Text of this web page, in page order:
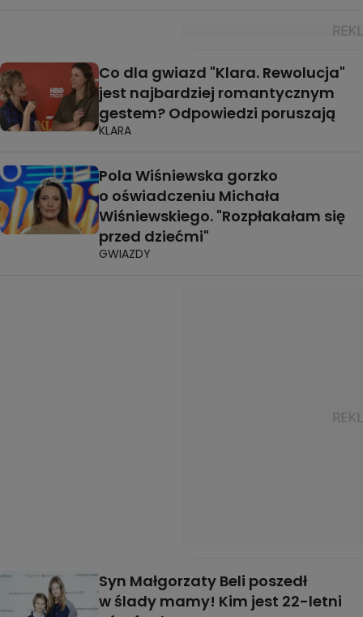
Co dla gwiazd "Klara. Rewolucja"
jest najbardziej romantycznym
gestem? Odpowiedzi poruszają
KLARA
Pola Wiśniewska gorzko
o oświadczeniu Michała
Wiśniewskiego. "Rozpłakałam się
przed dziećmi"
GWIAZDY
Syn Małgorzaty Beli poszedł
w ślady mamy! Kim jest 22-letni